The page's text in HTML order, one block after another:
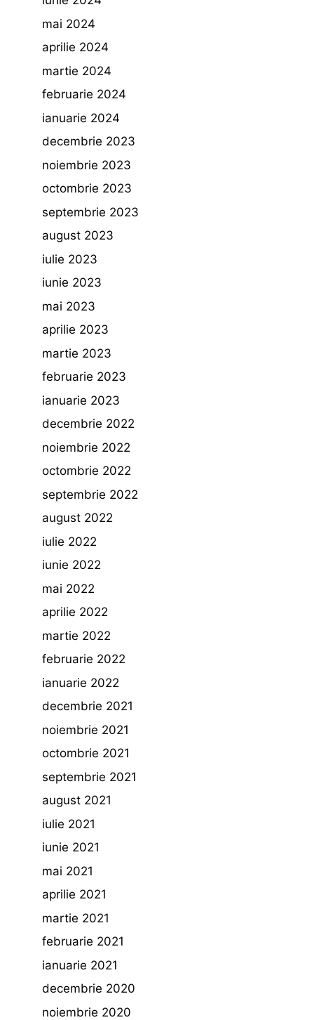
mai 2024
aprilie 2024
martie 2024
februarie 2024
ianuarie 2024
decembrie 2023
noiembrie 2023
octombrie 2023
septembrie 2023
august 2023
iulie 2023
iunie 2023
mai 2023
aprilie 2023
martie 2023
februarie 2023
ianuarie 2023
decembrie 2022
noiembrie 2022
octombrie 2022
septembrie 2022
august 2022
iulie 2022
iunie 2022
mai 2022
aprilie 2022
martie 2022
februarie 2022
ianuarie 2022
decembrie 2021
noiembrie 2021
octombrie 2021
septembrie 2021
august 2021
iulie 2021
iunie 2021
mai 2021
aprilie 2021
martie 2021
februarie 2021
ianuarie 2021
decembrie 2020
noiembrie 2020